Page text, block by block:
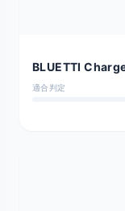
BLUETTI
適合判定